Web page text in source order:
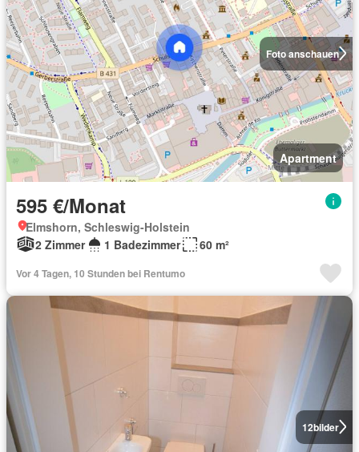
Foto anschauen
Apartment
595 €/Monat
Elmshorn, Schleswig-Holstein
2 Zimmer
1 Badezimmer 60 m²
Vor 4 Tagen, 10 Stunden bei Rentumo
12bilder